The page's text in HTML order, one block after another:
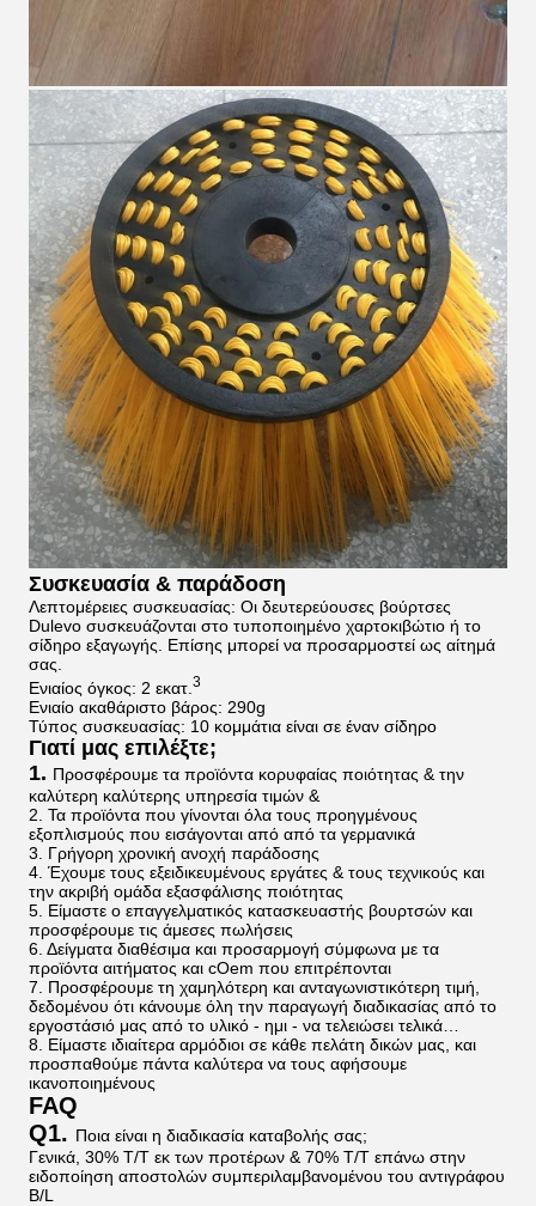
Συσκευασία & παράδοση
Λεπτομέρειες συσκευασίας: Οι δευτερεύουσες βούρτσες
Dulevo συσκευάζονται στο τυποποιημένο χαρτοκιβώτιο ή το
σίδηρο εξαγωγής
Επίσης μπορεί να προσαρμοστεί ως αίτημά
σας.
Ενιαίος όγκος: 2 εκατ. 3
Ενιαίο ακαθάριστο βάρος: 290g
Τύπος συσκευασίας: 10 κομμάτια είναι σε έναν σίδηρο
Γιατί μας επιλέξτε;
1. Προσφέρουμε τα προϊόντα κορυφαίας ποιότητας & την
καλύτερη καλύτερης υπηρεσία τιμών &
2. Τα προϊόντα που γίνονται όλα τους προηγμένους
εξοπλισμούς που εισάγονται από από τα γερμανικά
3. Γρήγορη χρονική ανοχή παράδοσης
4. Έχουμε τους εξειδικευμένους εργάτες & τους τεχνικούς και
την ακριβή ομάδα εξασφάλισης ποιότητας
5. Είμαστε ο επαγγελματικός κατασκευαστής βουρτσών και
προσφέρουμε τις άμεσες πωλήσεις
6. Δείγματα διαθέσιμα και προσαρμογή σύμφωνα με τα
προϊόντα αιτήματος και cOem που επιτρέπονται
7. Προσφέρουμε τη χαμηλότερη και ανταγωνιστικότερη τιμή,
δεδομένου ότι κάνουμε όλη την παραγωγή διαδικασίας από το
εργοστάσιό μας από το υλικό - ημι - να τελειώσει τελικά…
8. Είμαστε ιδιαίτερα αρμόδιοι σε κάθε πελάτη δικών μας, και
προσπαθούμε πάντα καλύτερα να τους αφήσουμε
ικανοποιημένους
FAQ
Q1. Ποια είναι η διαδικασία καταβολής σας;
Γενικά, 30% T/T εκ των προτέρων & 70% T/T επάνω στην
ειδοποίηση αποστολών συμπεριλαμβανομένου του αντιγράφου
B/L